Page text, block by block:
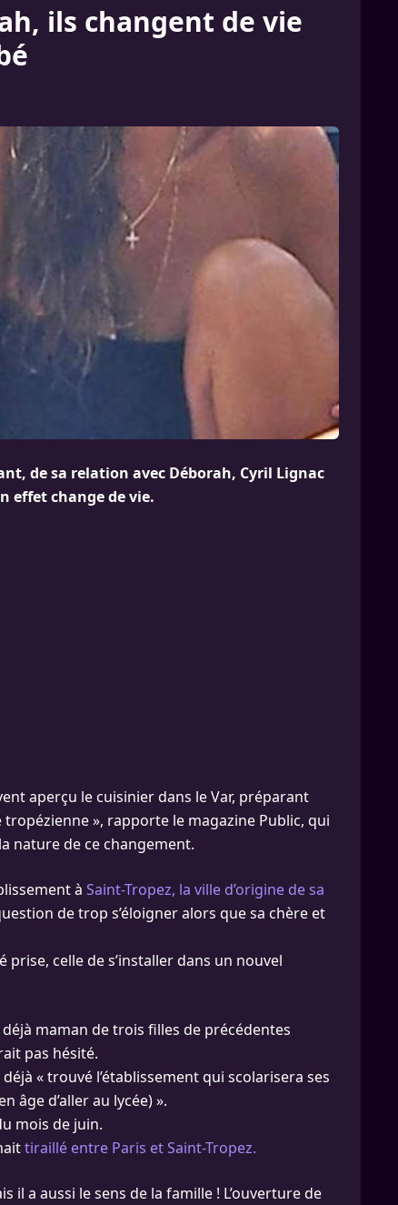
ils changent de vie
de sa relation avec Déborah, Cyril Lignac
effet change de vie.
aperçu le cuisinier dans le Var, préparant
tropézienne », rapporte le magazine Public, qui
nature de ce changement.
à Saint-Tropez, la ville d’origine de sa
de trop s’éloigner alors que sa chère et
celle de s’installer dans un nouvel
maman de trois filles de précédentes
pas hésité.
« trouvé l’établissement qui scolarisera ses
âge d’aller au lycée) ».
mois de juin.
tiraillé entre Paris et Saint-Tropez.
il a aussi le sens de la famille ! L’ouverture de